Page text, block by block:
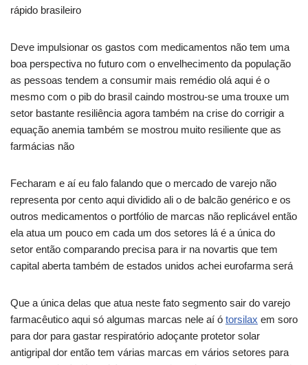
rápido brasileiro
Deve impulsionar os gastos com medicamentos não tem uma
boa perspectiva no futuro com o envelhecimento da população
as pessoas tendem a consumir mais remédio olá aqui é o
mesmo com o pib do brasil caindo mostrou-se uma trouxe um
setor bastante resiliência agora também na crise do corrigir a
equação anemia também se mostrou muito resiliente que as
farmácias não
Fecharam e aí eu falo falando que o mercado de varejo não
representa por cento aqui dividido ali o de balcão genérico e os
outros medicamentos o portfólio de marcas não replicável então
ela atua um pouco em cada um dos setores lá é a única do
setor então comparando precisa para ir na novartis que tem
capital aberta também de estados unidos achei eurofarma será
Que a única delas que atua neste fato segmento sair do varejo
farmacêutico aqui só algumas marcas nele aí ó torsilax em soro
para dor para gastar respiratório adoçante protetor solar
antigripal dor então tem várias marcas em vários setores para